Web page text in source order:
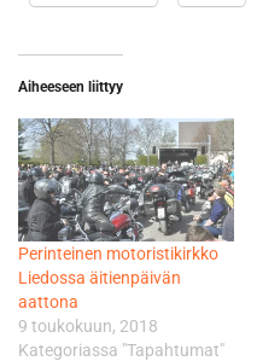
Aiheeseen liittyy
Perinteinen motoristikirkko
Liedossa äitienpäivän
aattona
9 toukokuun, 2018
Kategoriassa "Tapahtumat"